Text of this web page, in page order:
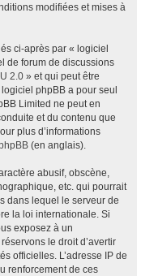
modifiées et mises à
ci-après par « logiciel
de forum de discussions
2.0 » et qui peut être
phpBB a pour seul
Limited ne peut en
et du contenu que
plus d’informations
(en anglais).
abusif, obscène,
etc. qui pourrait
dans lequel le serveur de
la loi internationale. Si
exposez à un
le droit d’avertir
officielles. L’adresse IP de
renforcement de ces